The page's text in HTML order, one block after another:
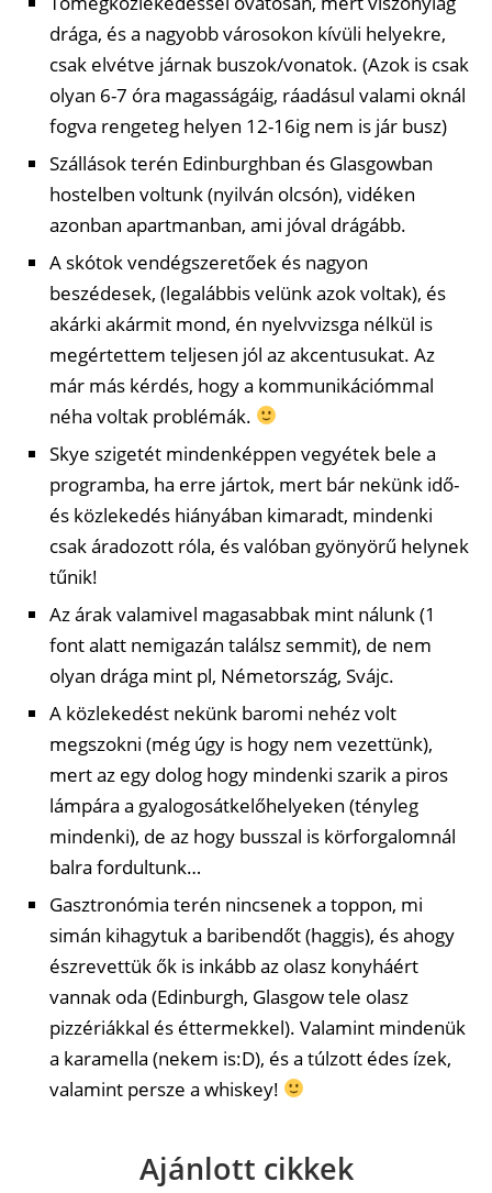
drága, és a nagyobb városokon kívüli helyekre,
csak elvétve járnak buszok/vonatok. (Azok is csak
olyan 6-7 óra magasságáig, ráadásul valami oknál
fogva rengeteg helyen 12-16ig nem is jár busz)
Szállások terén Edinburghban és Glasgowban
hostelben voltunk (nyilván olcsón), vidéken
azonban apartmanban, ami jóval drágább.
A skótok vendégszeretőek és nagyon
beszédesek, (legalábbis velünk azok voltak), és
akárki akármit mond, én nyelvvizsga nélkül is
megértettem teljesen jól az akcentusukat. Az
már más kérdés, hogy a kommunikációmmal
néha voltak problémák.
Skye szigetét mindenképpen vegyétek bele a
programba, ha erre jártok, mert bár nekünk idő-
és közlekedés hiányában kimaradt, mindenki
csak áradozott róla, és valóban gyönyörű helynek
tűnik!
Az árak valamivel magasabbak mint nálunk (1
font alatt nemigazán találsz semmit), de nem
olyan drága mint pl, Németország, Svájc.
A közlekedést nekünk baromi nehéz volt
megszokni (még úgy is hogy nem vezettünk),
mert az egy dolog hogy mindenki szarik a piros
lámpára a gyalogosátkelőhelyeken (tényleg
mindenki), de az hogy busszal is körforgalomnál
balra fordultunk…
Gasztronómia terén nincsenek a toppon, mi
simán kihagytuk a baribendőt (haggis), és ahogy
észrevettük ők is inkább az olasz konyháért
vannak oda (Edinburgh, Glasgow tele olasz
pizzériákkal és éttermekkel). Valamint mindenük
a karamella (nekem is:D), és a túlzott édes ízek,
valamint persze a whiskey!
Ajánlott cikkek